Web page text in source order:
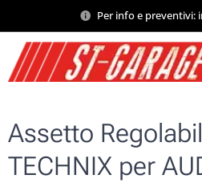
Per info e preventivi:
Assetto
TECHNIX per